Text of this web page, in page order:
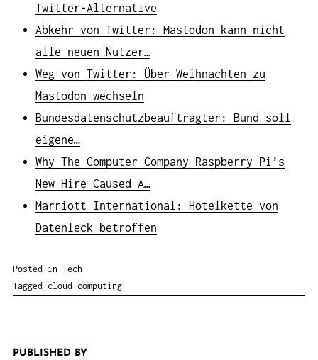
Twitter-Alternative
Abkehr von Twitter: Mastodon kann nicht
alle neuen Nutzer…
Weg von Twitter: Über Weihnachten zu
Mastodon wechseln
Bundesdatenschutzbeauftragter: Bund soll
eigene…
Why The Computer Company Raspberry Pi’s
New Hire Caused A…
Marriott International: Hotelkette von
Datenleck betroffen
Posted in Tech
Tagged cloud computing
PUBLISHED BY